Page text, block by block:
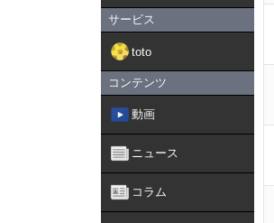
サービス
toto
コンテンツ
動画
ニュース
コラム